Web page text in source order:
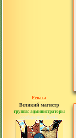
Рената
Великий магистр
группа: администраторы
сообщений: 30442